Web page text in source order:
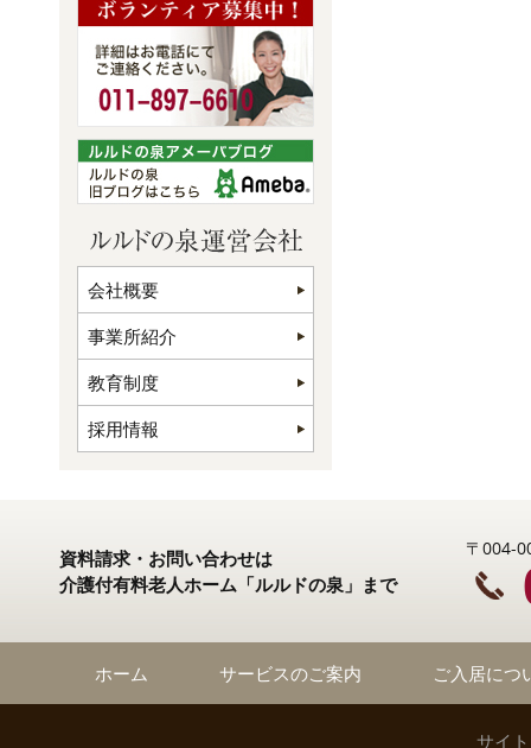
会社概要
事業所紹介
教育制度
採用情報
資料請求・お問い合わせは
介護付有料老人ホーム「ルルドの泉」まで
〒004-
ホーム サービスのご案内 ご入居につ
サイ